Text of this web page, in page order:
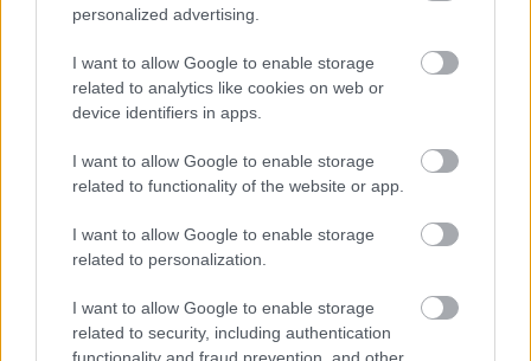
personalized advertising.
I want to allow Google to enable storage
related to analytics like cookies on web or
device identifiers in apps.
I want to allow Google to enable storage
related to functionality of the website or app.
I want to allow Google to enable storage
related to personalization.
I want to allow Google to enable storage
related to security, including authentication
Spórolj a holnapra, ne csak a mának